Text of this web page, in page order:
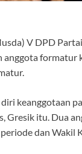
V DPD
keanggotaan
Gresik itu. Dua
dan Wakil